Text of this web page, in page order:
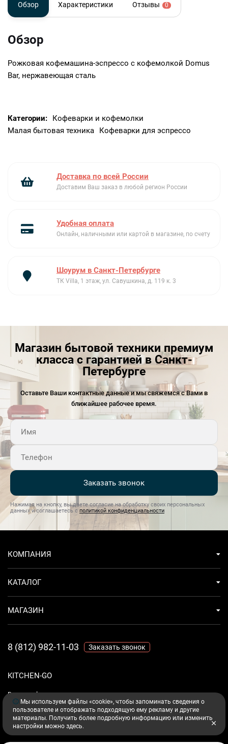
Обзор Характеристики Отзывы 0
Обзор
Рожковая кофемашина-эспрессо с кофемолкой Domus
Bar, нержавеющая сталь
Категории:
Кофеварки и кофемолки
Малая бытовая техника
Кофеварки для эспрессо
Доставка по всей России
Доставим Ваш заказ в любой регион России
Удобная оплата
Онлайн, наличными или картой в магазине, по счету
Шоурум в Санкт-Петербурге
ТК Villa, 1 этаж, ул. Савушкина, д. 119 к. 3
Магазин бытовой техники премиум
класса с гарантией в Санкт-
Петербурге
Оставьте Ваши контактные данные и мы свяжемся с Вами в
ближайшее рабочее время.
Заказать звонок
Нажимая на кнопку, вы даете согласие на обработку своих персональных
данных и соглашаетесь с политикой конфиденциальности
KITCHEN-GO
Ваш комфорт - дело техники.
КОМПАНИЯ
КАТАЛОГ
МАГАЗИН
8 (812) 982-11-03 Заказать звонок
Мы используем файлы «cookie», чтобы запоминать сведения о
пользователе и отображать подходящую ему рекламу и другие
материалы. Получить более подробную информацию или изменить
настройки можно здесь.